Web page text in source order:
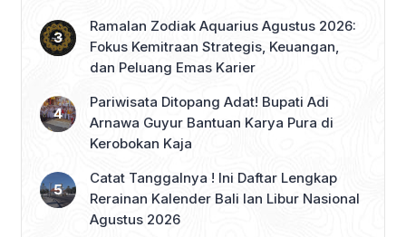
Ramalan Zodiak Aquarius Agustus 2026:
Fokus Kemitraan Strategis, Keuangan,
dan Peluang Emas Karier
Pariwisata Ditopang Adat! Bupati Adi
Arnawa Guyur Bantuan Karya Pura di
Kerobokan Kaja
Catat Tanggalnya ! Ini Daftar Lengkap
Rerainan Kalender Bali lan Libur Nasional
Agustus 2026